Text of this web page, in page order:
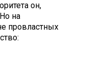
он,
на
провластных